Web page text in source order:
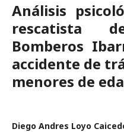
Análisis
rescatista
Bomberos
accidente de
menores de
Diego Andres Loyo